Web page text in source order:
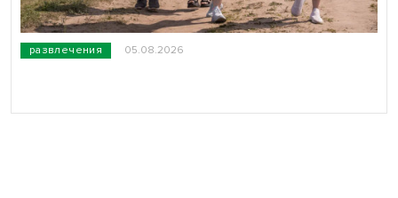
развлечения 05.08.2026